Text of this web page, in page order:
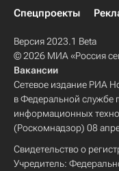
Спецпроекты
Версия 2023.1 Beta
© 2026 МИА «Россия
Вакансии
Сетевое издание РИА
в Федеральной службе
информационных
(Роскомнадзор) 08
Свидетельство о
Учредитель: